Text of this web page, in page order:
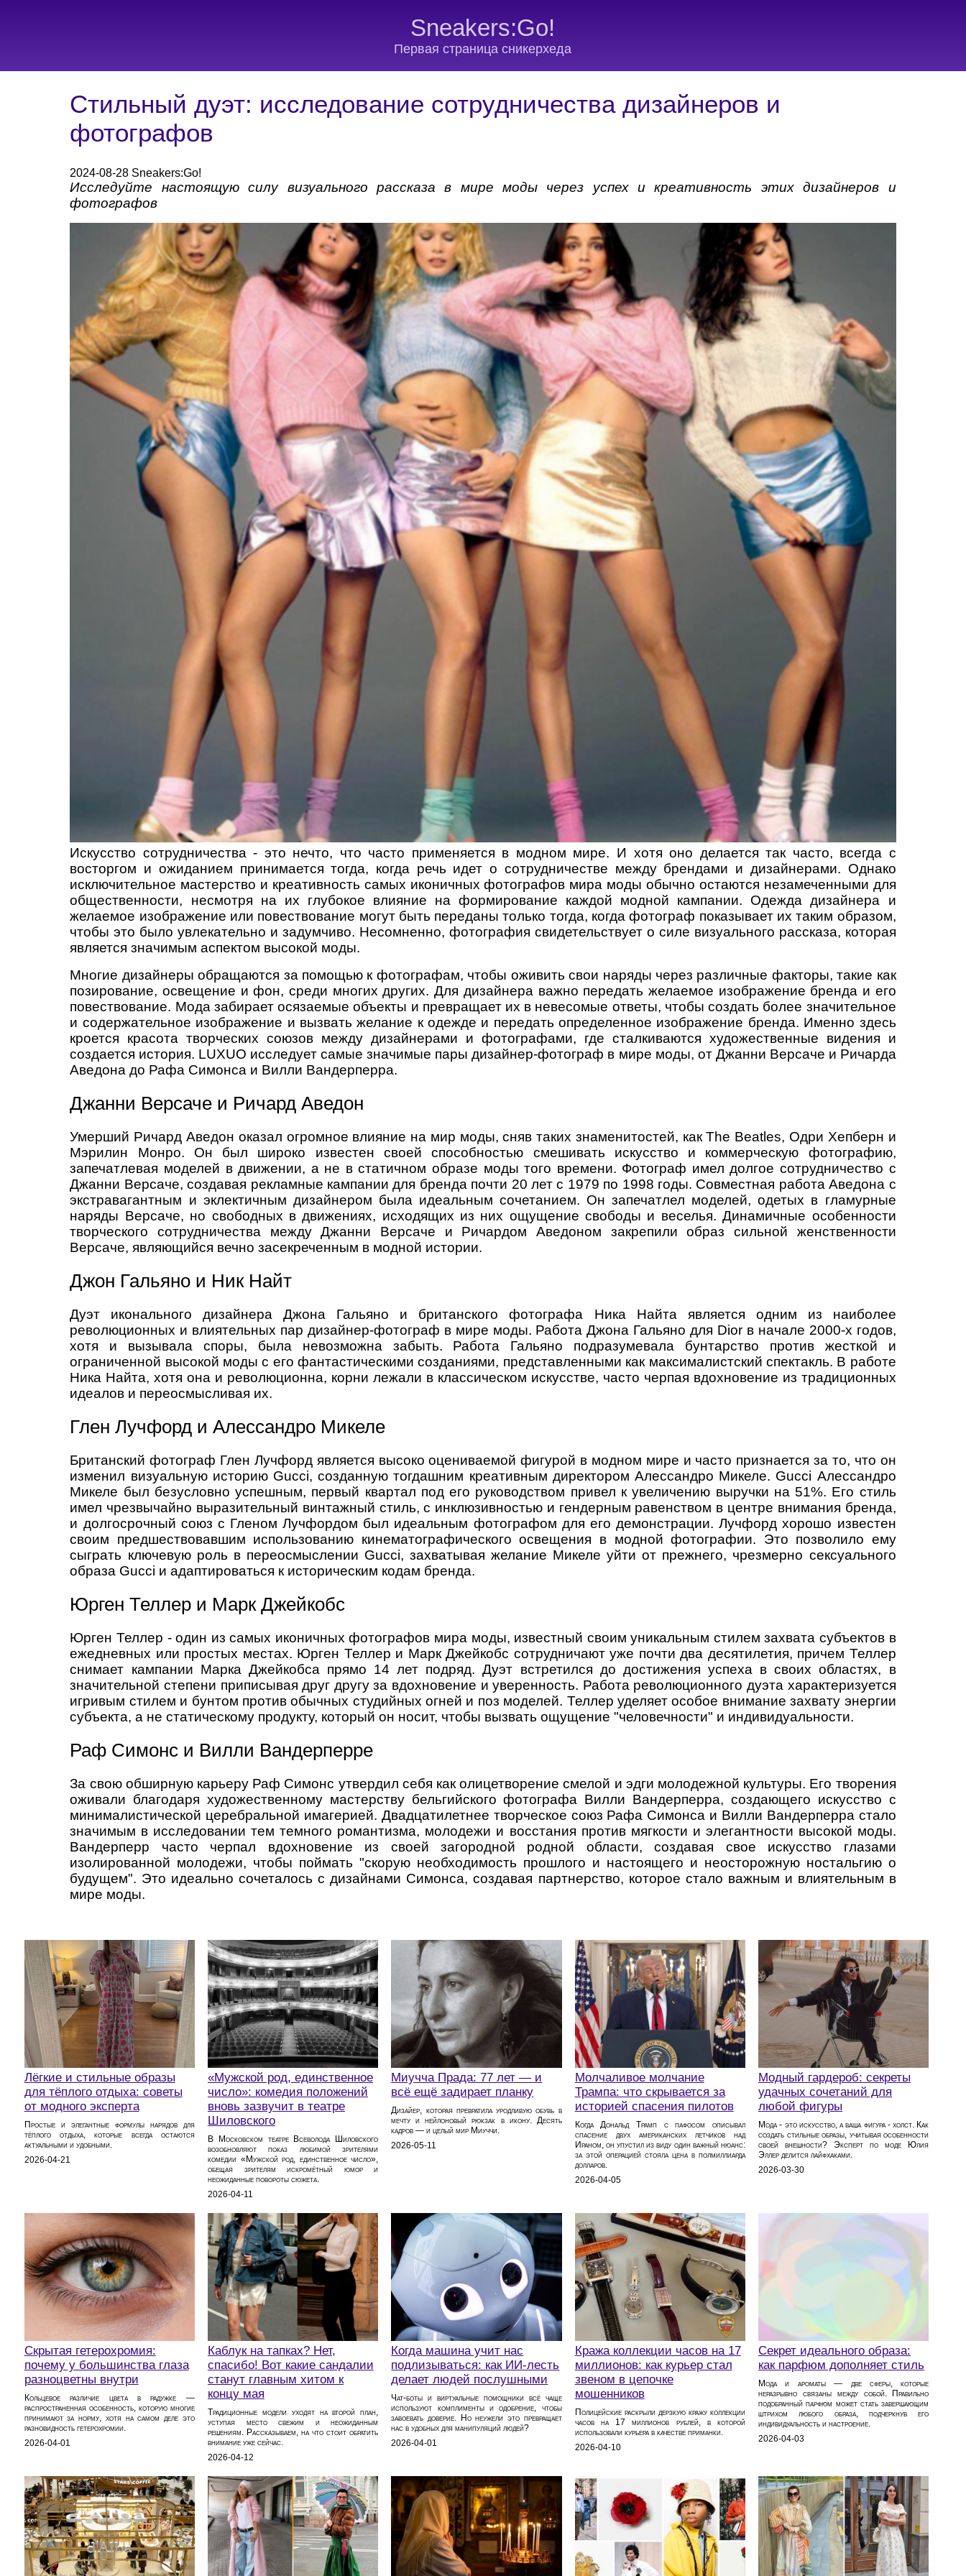
Sneakers:Go!
Первая страница сникерхеда
Стильный дуэт: исследование сотрудничества дизайнеров и
фотографов
2024-08-28 Sneakers:Go!
Исследуйте настоящую силу визуального рассказа в мире моды через успех и креативность этих дизайнеров и
фотографов
Искусство сотрудничества - это нечто, что часто применяется в модном мире. И хотя оно делается так часто, всегда с
восторгом и ожиданием принимается тогда, когда речь идет о сотрудничестве между брендами и дизайнерами. Однако
исключительное мастерство и креативность самых иконичных фотографов мира моды обычно остаются незамеченными для
общественности, несмотря на их глубокое влияние на формирование каждой модной кампании. Одежда дизайнера и
желаемое изображение или повествование могут быть переданы только тогда, когда фотограф показывает их таким образом,
чтобы это было увлекательно и задумчиво. Несомненно, фотография свидетельствует о силе визуального рассказа, которая
является значимым аспектом высокой моды.
Многие дизайнеры обращаются за помощью к фотографам, чтобы оживить свои наряды через различные факторы, такие как
позирование, освещение и фон, среди многих других. Для дизайнера важно передать желаемое изображение бренда и его
повествование. Мода забирает осязаемые объекты и превращает их в невесомые ответы, чтобы создать более значительное
и содержательное изображение и вызвать желание к одежде и передать определенное изображение бренда. Именно здесь
кроется красота творческих союзов между дизайнерами и фотографами, где сталкиваются художественные видения и
создается история. LUXUO исследует самые значимые пары дизайнер-фотограф в мире моды, от Джанни Версаче и Ричарда
Аведона до Рафа Симонса и Вилли Вандерперра.
Джанни Версаче и Ричард Аведон
Умерший Ричард Аведон оказал огромное влияние на мир моды, сняв таких знаменитостей, как The Beatles, Одри Хепберн и
Мэрилин Монро. Он был широко известен своей способностью смешивать искусство и коммерческую фотографию,
запечатлевая моделей в движении, а не в статичном образе моды того времени. Фотограф имел долгое сотрудничество с
Джанни Версаче, создавая рекламные кампании для бренда почти 20 лет с 1979 по 1998 годы. Совместная работа Аведона с
экстравагантным и эклектичным дизайнером была идеальным сочетанием. Он запечатлел моделей, одетых в гламурные
наряды Версаче, но свободных в движениях, исходящих из них ощущение свободы и веселья. Динамичные особенности
творческого сотрудничества между Джанни Версаче и Ричардом Аведоном закрепили образ сильной женственности
Версаче, являющийся вечно засекреченным в модной истории.
Джон Гальяно и Ник Найт
Дуэт иконального дизайнера Джона Гальяно и британского фотографа Ника Найта является одним из наиболее
революционных и влиятельных пар дизайнер-фотограф в мире моды. Работа Джона Гальяно для Dior в начале 2000-х годов,
хотя и вызывала споры, была невозможна забыть. Работа Гальяно подразумевала бунтарство против жесткой и
ограниченной высокой моды с его фантастическими созданиями, представленными как максималистский спектакль. В работе
Ника Найта, хотя она и революционна, корни лежали в классическом искусстве, часто черпая вдохновение из традиционных
идеалов и переосмысливая их.
Глен Лучфорд и Алессандро Микеле
Британский фотограф Глен Лучфорд является высоко оцениваемой фигурой в модном мире и часто признается за то, что он
изменил визуальную историю Gucci, созданную тогдашним креативным директором Алессандро Микеле. Gucci Алессандро
Микеле был безусловно успешным, первый квартал под его руководством привел к увеличению выручки на 51%. Его стиль
имел чрезвычайно выразительный винтажный стиль, с инклюзивностью и гендерным равенством в центре внимания бренда,
и долгосрочный союз с Гленом Лучфордом был идеальным фотографом для его демонстрации. Лучфорд хорошо известен
своим предшествовавшим использованию кинематографического освещения в модной фотографии. Это позволило ему
сыграть ключевую роль в переосмыслении Gucci, захватывая желание Микеле уйти от прежнего, чрезмерно сексуального
образа Gucci и адаптироваться к историческим кодам бренда.
Юрген Теллер и Марк Джейкобс
Юрген Теллер - один из самых иконичных фотографов мира моды, известный своим уникальным стилем захвата субъектов в
ежедневных или простых местах. Юрген Теллер и Марк Джейкобс сотрудничают уже почти два десятилетия, причем Теллер
снимает кампании Марка Джейкобса прямо 14 лет подряд. Дуэт встретился до достижения успеха в своих областях, в
значительной степени приписывая друг другу за вдохновение и уверенность. Работа революционного дуэта характеризуется
игривым стилем и бунтом против обычных студийных огней и поз моделей. Теллер уделяет особое внимание захвату энергии
субъекта, а не статическому продукту, который он носит, чтобы вызвать ощущение "человечности" и индивидуальности.
Раф Симонс и Вилли Вандерперре
За свою обширную карьеру Раф Симонс утвердил себя как олицетворение смелой и эдги молодежной культуры. Его творения
оживали благодаря художественному мастерству бельгийского фотографа Вилли Вандерперра, создающего искусство с
минималистической церебральной имагерией. Двадцатилетнее творческое союз Рафа Симонса и Вилли Вандерперра стало
значимым в исследовании тем темного романтизма, молодежи и восстания против мягкости и элегантности высокой моды.
Вандерперр часто черпал вдохновение из своей загородной родной области, создавая свое искусство глазами
изолированной молодежи, чтобы поймать "скорую необходимость прошлого и настоящего и неосторожную ностальгию о
будущем". Это идеально сочеталось с дизайнами Симонса, создавая партнерство, которое стало важным и влиятельным в
мире моды.
Лёгкие и стильные образы
для тёплого отдыха: советы
от модного эксперта
Простые и элегантные формулы нарядов для
тёплого отдыха, которые всегда остаются
актуальными и удобными.
2026-04-21
«Мужской род, единственное
число»: комедия положений
вновь зазвучит в театре
Шиловского
В Московском театре Всеволода Шиловского
возобновляют показ любимой зрителями
комедии «Мужской род, единственное число»,
обещая зрителям искромётный юмор и
неожиданные повороты сюжета.
2026-04-11
Миучча Прада: 77 лет — и
всё ещё задирает планку
Дизайер, которая превратила уродливую обувь в
мечту и нейлоновый рюкзак в икону. Десять
кадров — и целый мир Миуччи.
2026-05-11
Молчаливое молчание
Трампа: что скрывается за
историей спасения пилотов
Когда Дональд Трамп с пафосом описывал
спасение двух американских летчиков над
Ираном, он упустил из виду один важный нюанс:
за этой операцией стояла цена в полмиллиарда
долларов.
2026-04-05
Модный гардероб: секреты
удачных сочетаний для
любой фигуры
Мода - это искусство, а ваша фигура - холст. Как
создать стильные образы, учитывая особенности
своей внешности? Эксперт по моде Юлия
Эллер делится лайфхаками.
2026-03-30
Скрытая гетерохромия:
почему у большинства глаза
разноцветны внутри
Кольцевое различие цвета в радужке —
распространенная особенность, которую многие
принимают за норму, хотя на самом деле это
разновидность гетерохромии.
2026-04-01
Каблук на тапках? Нет,
спасибо! Вот какие сандалии
станут главным хитом к
концу мая
Традиционные модели уходят на второй план,
уступая место свежим и неожиданным
решениям. Рассказываем, на что стоит обратить
внимание уже сейчас.
2026-04-12
Когда машина учит нас
подлизываться: как ИИ-лесть
делает людей послушными
Чат-боты и виртуальные помощники всё чаще
используют комплименты и одобрение, чтобы
завоевать доверие. Но неужели это превращает
нас в удобных для манипуляций людей?
2026-04-01
Кража коллекции часов на 17
миллионов: как курьер стал
звеном в цепочке
мошенников
Полицейские раскрыли дерзкую кражу коллекции
часов на 17 миллионов рублей, в которой
использовали курьера в качестве приманки.
2026-04-10
Секрет идеального образа:
как парфюм дополняет стиль
Мода и ароматы — две сферы, которые
неразрывно связаны между собой. Правильно
подобранный парфюм может стать завершающим
штрихом любого образа, подчеркнув его
индивидуальность и настроение.
2026-04-03